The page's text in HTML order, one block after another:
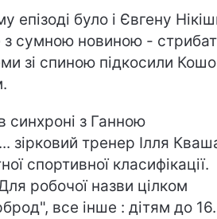
епізоді було і Євгену
з сумною новиною -
зі спиною підкосили
синхроні з Ганною
тренер Ілля
спортивної класифікації.
робочої назви цілком
все інше : дітям до